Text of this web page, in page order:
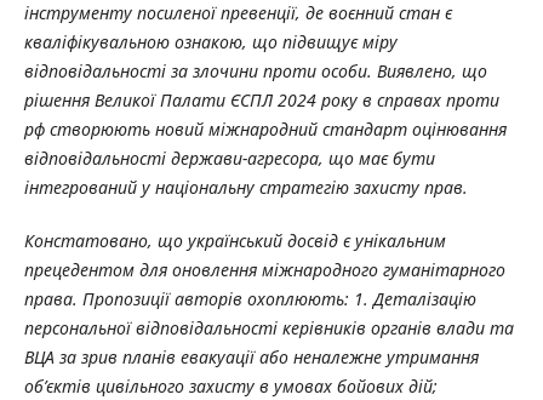
інструменту посиленої превенції, де воєнний стан є
кваліфікувальною ознакою, що підвищує міру
відповідальності за злочини проти особи. Виявлено, що
рішення Великої Палати ЄСПЛ 2024 року в справах проти
рф створюють новий міжнародний стандарт оцінювання
відповідальності держави-агресора, що має бути
інтегрований у національну стратегію захисту прав.
Констатовано, що український досвід є унікальним
прецедентом для оновлення міжнародного гуманітарного
права. Пропозиції авторів охоплюють: 1. Деталізацію
персональної відповідальності керівників органів влади та
ВЦА за зрив планів евакуації або неналежне утримання
об’єктів цивільного захисту в умовах бойових дій;